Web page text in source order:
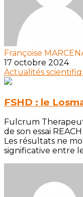
Françoise
17 octobre 2024
Actualités
FSHD : le
Fulcrum
de son essai
Les résultats ne
significative entre